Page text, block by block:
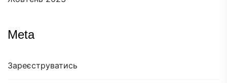
Meta
Зареєструватись